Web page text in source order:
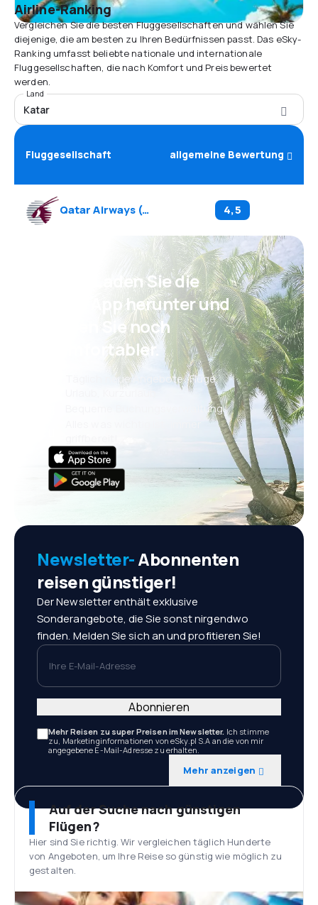
Airline-Ranking
Vergleichen Sie die besten Fluggesellschaften und wählen Sie
diejenige, die am besten zu Ihren Bedürfnissen passt. Das eSky-
Ranking umfasst beliebte nationale und internationale
Fluggesellschaften, die nach Komfort und Preis bewertet
werden.
Land
Katar
Fluggesellschaft allgemeine Bewertung
Qatar Airways(QR 4,5
Psst! Laden Sie die
eSky App herunter und
reisen Sie noch
komfortabler.
Täglich neue Angebote: Flüge,
Bequeme Buchungsverwaltung
Newsletter-Abonnenten
reisen günstiger!
Der Newsletter enthält exklusive
Sonderangebote, die Sie sonst nirgendwo
finden. Melden Sie sich an und profitieren Sie!
Ihre E-Mail-Adresse
Mehr Reisen zu super Preisen im Newsletter. Ich stimme
zu, Marketinginformationen von eSky.pl S.A an die von mir
angegebene E-Mail-Adresse zu erhalten.
Mehr anzeigen
Abonnieren
Auf der Suche nach günstigen
Flügen?
Hier sind Sie richtig. Wir vergleichen täglich Hunderte
von Angeboten, um Ihre Reise so günstig wie möglich zu
gestalten.